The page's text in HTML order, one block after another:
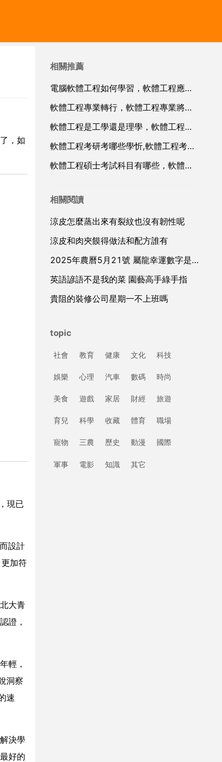
，如
現已
設計
加符
大青
證，
輕，
洞察
速
決學
好的
相關推薦
電腦軟體工程如何學習，軟體工程應該用怎樣的電腦
軟體工程專業轉行，軟體工程專業將來想轉行的話，轉到什麼工作崗位比較適合？
軟體工程是工學還是理學，軟體工程屬於理科還是工科？
軟體工程考研考哪些學忻,軟體工程考研考哪些學校好
軟體工程碩士考試科目有哪些，軟體工程考研考什麼科目？
相關閱讀
涼皮怎麼蒸出來有裂紋也沒有韌性呢
涼皮和肉夾饃得做法和配方誰有
2025年農曆5月21號 屬龍幸運數字是那幾個
英語諺語不是我的菜 園藝高手綠手指
貴阻的裝修公司星期一不上班嗎
topic
社會 教育 健康 文化 科技
娛樂 心理 汽車 數碼 時尚
美食 遊戲 家居 財經 旅遊
育兒 科學 收藏 體育 職場
寵物 三農 歷史 動漫 國際
軍事 電影 知識 其它